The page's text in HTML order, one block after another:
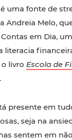
uma fonte de
Andreia Melo,
em Dia,
literacia
livro Escola de
presente em
seja na
sentem em